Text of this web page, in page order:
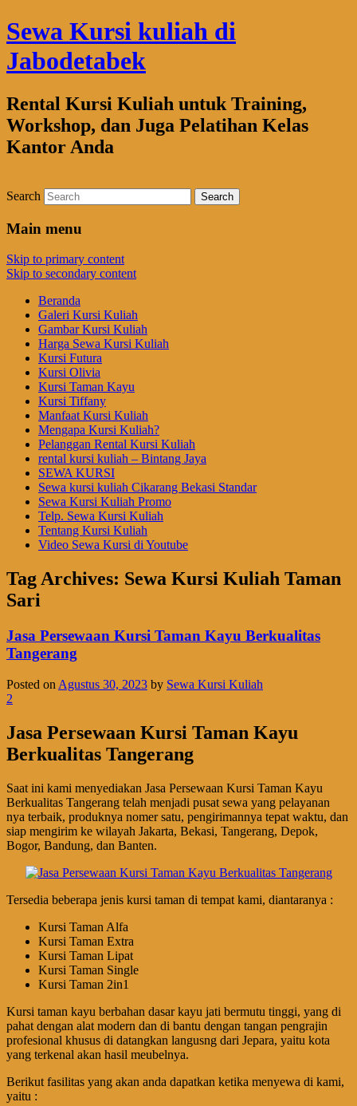
Sewa Kursi kuliah di
Jabodetabek
Rental Kursi Kuliah untuk Training,
Workshop, dan Juga Pelatihan Kelas
Kantor Anda
Search
Main menu
Skip to primary content
Skip to secondary content
Beranda
Galeri Kursi Kuliah
Gambar Kursi Kuliah
Harga Sewa Kursi Kuliah
Kursi Futura
Kursi Olivia
Kursi Taman Kayu
Kursi Tiffany
Manfaat Kursi Kuliah
Mengapa Kursi Kuliah?
Pelanggan Rental Kursi Kuliah
rental kursi kuliah – Bintang Jaya
SEWA KURSI
Sewa kursi kuliah Cikarang Bekasi Standar
Sewa Kursi Kuliah Promo
Telp. Sewa Kursi Kuliah
Tentang Kursi Kuliah
Video Sewa Kursi di Youtube
Tag Archives: Sewa Kursi Kuliah Taman
Sari
Jasa Persewaan Kursi Taman Kayu Berkualitas
Tangerang
Posted on Agustus 30, 2023 by Sewa Kursi Kuliah
2
Jasa Persewaan Kursi Taman Kayu
Berkualitas Tangerang
Saat ini kami menyediakan Jasa Persewaan Kursi Taman Kayu
Berkualitas Tangerang telah menjadi pusat sewa yang pelayanan
nya terbaik, produknya nomer satu, pengirimannya tepat waktu, dan
siap mengirim ke wilayah Jakarta, Bekasi, Tangerang, Depok,
Bogor, Bandung, dan Banten.
Tersedia beberapa jenis kursi taman di tempat kami, diantaranya :
Kursi Taman Alfa
Kursi Taman Extra
Kursi Taman Lipat
Kursi Taman Single
Kursi Taman 2in1
Kursi taman kayu berbahan dasar kayu jati bermutu tinggi, yang di
pahat dengan alat modern dan di bantu dengan tangan pengrajin
profesional khusus di datangkan langusng dari Jepara, yaitu kota
yang terkenal akan hasil meubelnya.
Berikut fasilitas yang akan anda dapatkan ketika menyewa di kami,
yaitu :